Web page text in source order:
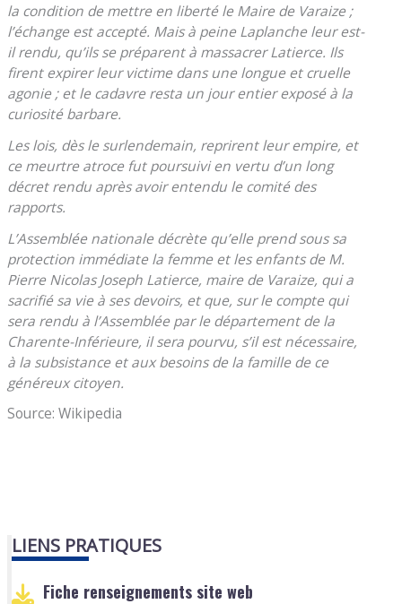
la condition de mettre en liberté le Maire de Varaize ;
l’échange est accepté. Mais à peine Laplanche leur est-
il rendu, qu’ils se préparent à massacrer Latierce. Ils
firent expirer leur victime dans une longue et cruelle
agonie ; et le cadavre resta un jour entier exposé à la
curiosité barbare.
Les lois, dès le surlendemain, reprirent leur empire, et
ce meurtre atroce fut poursuivi en vertu d’un long
décret rendu après avoir entendu le comité des
rapports.
L’Assemblée nationale décrète qu’elle prend sous sa
protection immédiate la femme et les enfants de M.
Pierre Nicolas Joseph Latierce, maire de Varaize, qui a
sacrifié sa vie à ses devoirs, et que, sur le compte qui
sera rendu à l’Assemblée par le département de la
Charente-Inférieure, il sera pourvu, s’il est nécessaire,
à la subsistance et aux besoins de la famille de ce
généreux citoyen.
Source: Wikipedia
LIENS PRATIQUES
Fiche renseignements site web